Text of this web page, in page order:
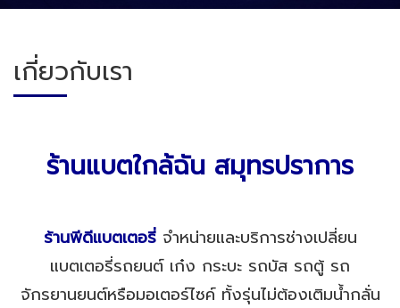
เกี่ยวกับเรา
ร้านแบตใกล้ฉัน สมุทรปราการ
ร้านพีดีแบตเตอรี่ จำหน่ายและบริการช่างเปลี่ยน
แบตเตอรี่รถยนต์ เก๋ง กระบะ รถบัส รถตู้ รถ
จักรยานยนต์หรือมอเตอร์ไซค์ ทั้งรุ่นไม่ต้องเติมน้ำกลั่น